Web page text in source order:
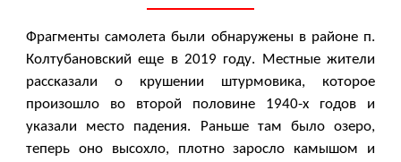
Фрагменты самолета были обнаружены в районе п.
Колтубановский еще в 2019 году. Местные жители
рассказали о крушении штурмовика, которое
произошло во второй половине 1940-х годов и
указали место падения. Раньше там было озеро,
теперь оно высохло, плотно заросло камышом и